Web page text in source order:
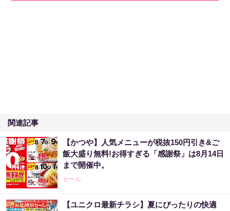
関連記事
【かつや】人気メニューが税抜150円引き&ご
飯大盛り無料!お得すぎる「感謝祭」は8月14日
まで開催中。
セール
【ユニクロ最新チラシ】夏にぴったりの快適